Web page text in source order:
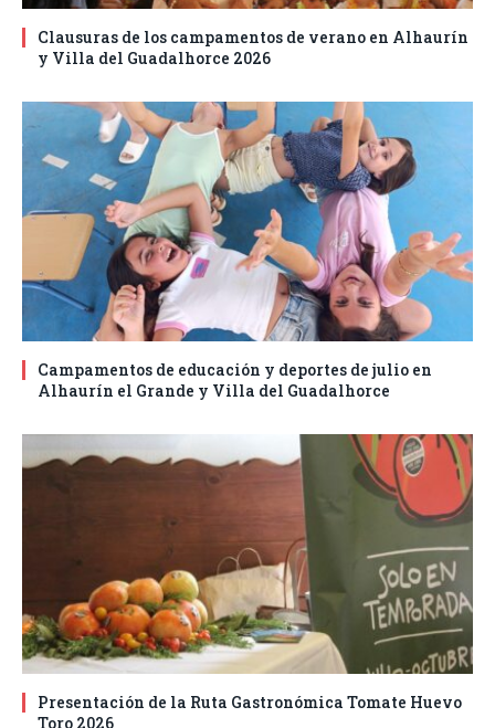
Clausuras de los campamentos de verano en Alhaurín
y Villa del Guadalhorce 2026
Campamentos de educación y deportes de julio en
Alhaurín el Grande y Villa del Guadalhorce
Presentación de la Ruta Gastronómica Tomate Huevo
Toro 2026